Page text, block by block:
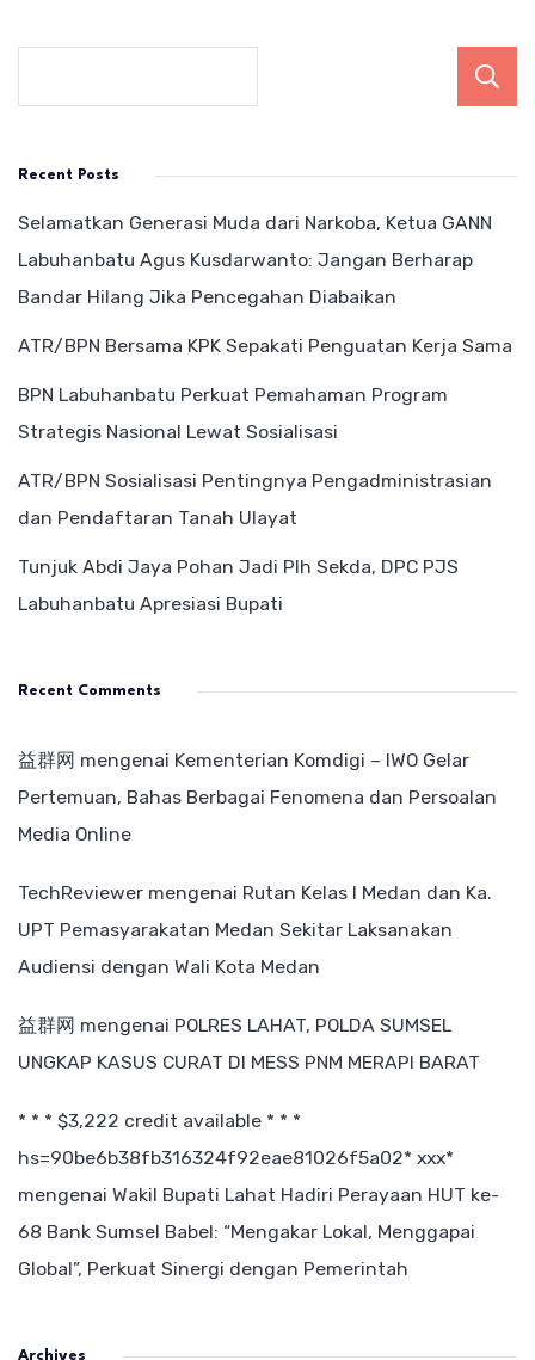
Recent Posts
Selamatkan Generasi Muda dari Narkoba, Ketua GANN
Labuhanbatu Agus Kusdarwanto: Jangan Berharap
Bandar Hilang Jika Pencegahan Diabaikan
ATR/BPN Bersama KPK Sepakati Penguatan Kerja Sama
BPN Labuhanbatu Perkuat Pemahaman Program
Strategis Nasional Lewat Sosialisasi
ATR/BPN Sosialisasi Pentingnya Pengadministrasian
dan Pendaftaran Tanah Ulayat
Tunjuk Abdi Jaya Pohan Jadi Plh Sekda, DPC PJS
Labuhanbatu Apresiasi Bupati
Recent Comments
益群网 mengenai Kementerian Komdigi – IWO Gelar
Pertemuan, Bahas Berbagai Fenomena dan Persoalan
Media Online
TechReviewer mengenai Rutan Kelas I Medan dan Ka.
UPT Pemasyarakatan Medan Sekitar Laksanakan
Audiensi dengan Wali Kota Medan
益群网 mengenai POLRES LAHAT, POLDA SUMSEL
UNGKAP KASUS CURAT DI MESS PNM MERAPI BARAT
* * * $3,222 credit available * * *
hs=90be6b38fb316324f92eae81026f5a02* ххх*
mengenai Wakil Bupati Lahat Hadiri Perayaan HUT ke-
68 Bank Sumsel Babel: “Mengakar Lokal, Menggapai
Global”, Perkuat Sinergi dengan Pemerintah
Archives